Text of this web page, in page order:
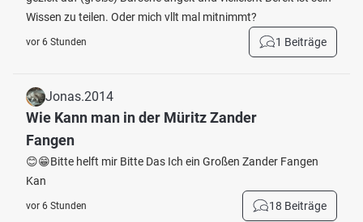
Wissen zu teilen. Oder mich vllt mal mitnimmt?
vor 6 Stunden 1 Beiträge
Jonas.2014
Wie Kann man in der Müritz Zander
Fangen
😊😁Bitte helft mir Bitte Das Ich ein Großen Zander Fangen
Kan
vor 6 Stunden 18 Beiträge